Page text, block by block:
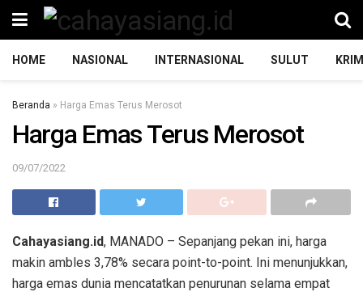
HOME NASIONAL INTERNASIONAL SULUT
Beranda » Harga Emas Terus Merosot
Harga Emas Terus Merosot
09/07/2022
Cahayasiang.id, MANADO – Sepanjang pekan ini, harga
makin ambles 3,78% secara point-to-point. Ini menunjukkan,
harga emas dunia mencatatkan penurunan selama empat